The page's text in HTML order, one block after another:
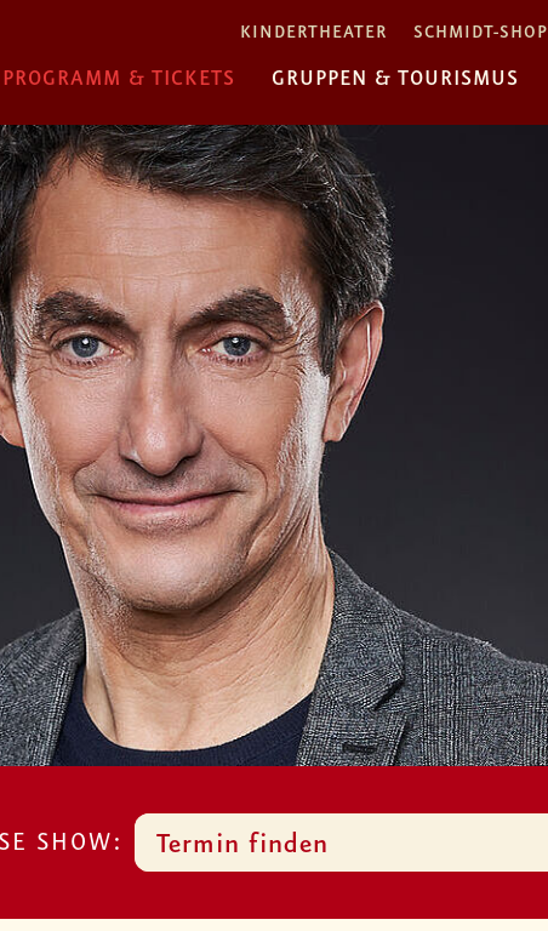
KINDERTHEATER SCHMIDT-SHOP
PROGRAMM & TICKETS GRUPPEN & TOURISMUS
SHOW: Termin finden